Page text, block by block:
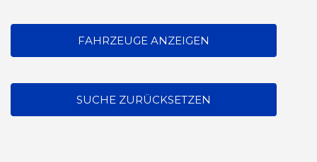
FAHRZEUGE ANZEIGEN
SUCHE ZURÜCKSETZEN